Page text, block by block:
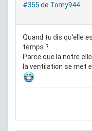
#355 de Tomy944
Quand tu dis qu'elle
temps ?
Parce que la notre
la ventilation se met